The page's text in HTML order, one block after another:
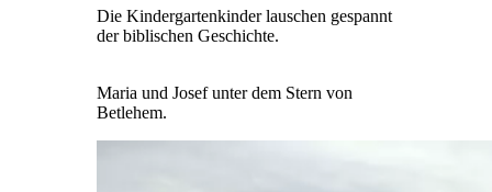
Die Kindergartenkinder lauschen gespannt
der biblischen Geschichte.
Maria und Josef unter dem Stern von
Betlehem.